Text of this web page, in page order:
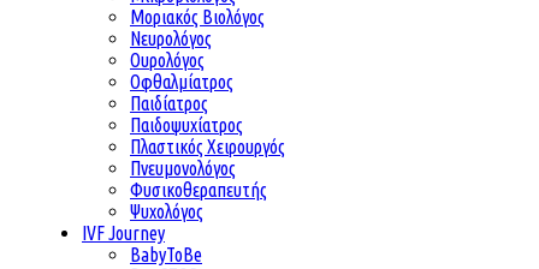
Μοριακός Βιολόγος
Νευρολόγος
Ουρολόγος
Οφθαλμίατρος
Παιδίατρος
Παιδοψυχίατρος
Πλαστικός Χειρουργός
Πνευμονολόγος
Φυσικοθεραπευτής
Ψυχολόγος
IVF Journey
BabyToBe